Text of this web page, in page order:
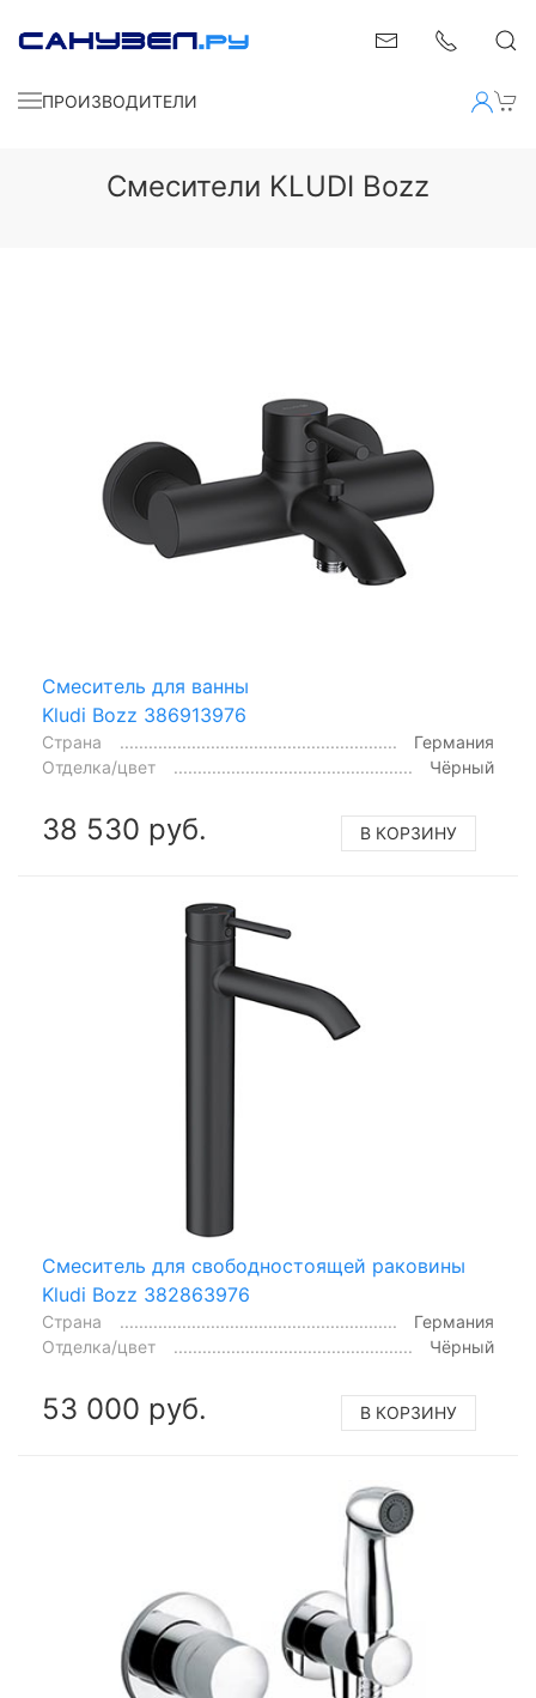
ПРОИЗВОДИТЕЛИ
Смесители KLUDI Bozz
Смеситель для ванны
Kludi Bozz 386913976
Страна
Германия
Отделка/цвет
Чёрный
38 530 руб. В КОРЗИНУ
Смеситель для свободностоящей раковины
Kludi Bozz 382863976
Страна
Германия
Отделка/цвет
Чёрный
53 000 руб. В КОРЗИНУ